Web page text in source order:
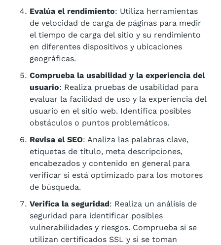
Evalúa el rendimiento: Utiliza herramientas
de velocidad de carga de páginas para medir
el tiempo de carga del sitio y su rendimiento
en diferentes dispositivos y ubicaciones
geográficas.
Comprueba la usabilidad y la experiencia del
usuario: Realiza pruebas de usabilidad para
evaluar la facilidad de uso y la experiencia del
usuario en el sitio web. Identifica posibles
obstáculos o puntos problemáticos.
Revisa el SEO: Analiza las palabras clave,
etiquetas de título, meta descripciones,
encabezados y contenido en general para
verificar si está optimizado para los motores
de búsqueda.
Verifica la seguridad: Realiza un análisis de
seguridad para identificar posibles
vulnerabilidades y riesgos. Comprueba si se
utilizan certificados SSL y si se toman